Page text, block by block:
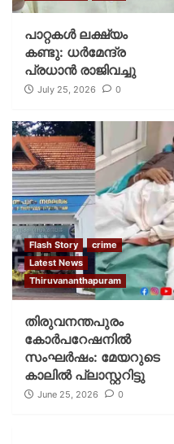
പാറ്റകള്‍ ലക്ഷ്യം
കണ്ടു: ധര്‍മേന്ദ്ര
പ്രധാന്‍ രാജിവച്ചു
July 25, 2026 0
Flash Story
crime
Latest News
Thiruvananthapuram
തിരുവനന്തപുരം
കോര്‍പറേഷനില്‍
സംഘര്‍ഷം: മേയറുടെ
കാലില്‍ പ്ലാസ്റ്ററിട്ടു
June 25, 2026 0